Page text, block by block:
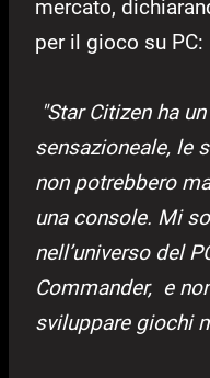
mercato,
per il gioco su PC:
"Star Citizen ha
sensazioneale, le
non potrebbero
una console. Mi
nell’universo del
Commander, e
sviluppare giochi